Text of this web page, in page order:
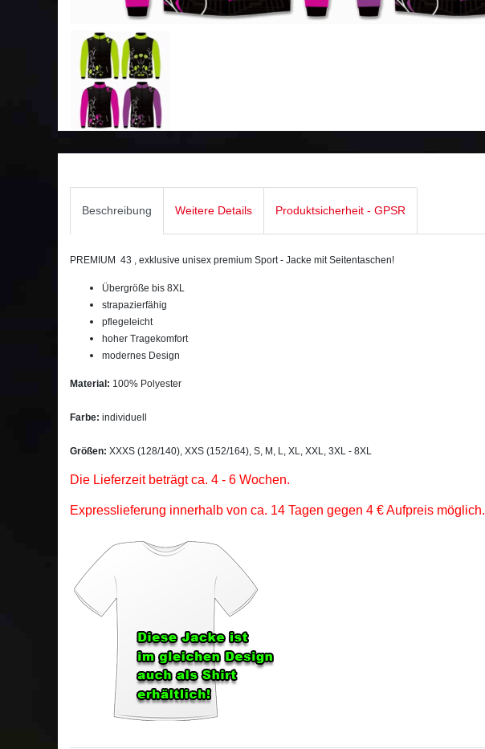
Beschreibung Weitere Details Produktsicherheit - GPSR
PREMIUM 43 , exklusive unisex premium Sport - Jacke mit Seitentaschen!
Übergröße bis 8XL
strapazierfähig
pflegeleicht
hoher Tragekomfort
modernes Design
Material: 100% Polyester
Farbe: individuell
Größen: XXXS (128/140), XXS (152/164), S, M, L, XL, XXL, 3XL - 8XL
Die Lieferzeit beträgt ca. 4 - 6 Wochen.
Expresslieferung innerhalb von ca. 14 Tagen gegen 4 € Aufpreis möglich.